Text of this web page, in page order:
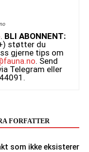
. BLI ABONNENT:
støtter du
gjerne tips om
. Send
Telegram eller
FORFATTER
som ikke eksisterer